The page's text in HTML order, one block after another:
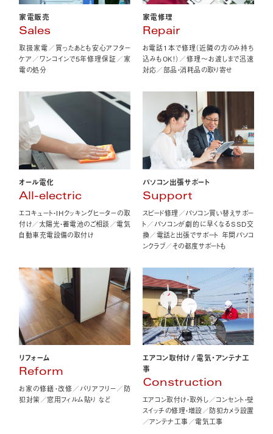
家電販売
Sales
取扱家電／買ったあとも安心アフター
ケア／ワンコインで5年修理保証／家
電の処分
家電修理
Repair
お電話1本で修理（近隣の方のみ持ち
込みもOK！）／修理〜お渡しまで迅速
対応／部品・消耗品の取り寄せ
オール電化
All-electric
エコキュート・IHクッキングヒーターの取
付け／太陽光・蓄電池のご相談／電気
自動車充電設備の取付け
パソコン出張サポート
Support
スピード修理／パソコン買い替えサポー
ト／パソコンが劇的に早くなるSSD交
換／電話と出張でサポート 年間パソコ
ンクラブ／その都度サポートも
リフォーム
Reform
お家の修繕・改修／バリアフリー／防
犯対策／窓用フィルム貼り など
エアコン取付け/電気・アンテナ工
事
Construction
エアコン取付け・取外し／コンセント・壁
スイッチの修理・増設／防犯カメラ設置
／アンテナ工事／電気工事